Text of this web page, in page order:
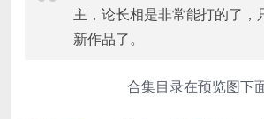
主，论长相是非常能打的了，
新作品了。
合集目录在预览图下